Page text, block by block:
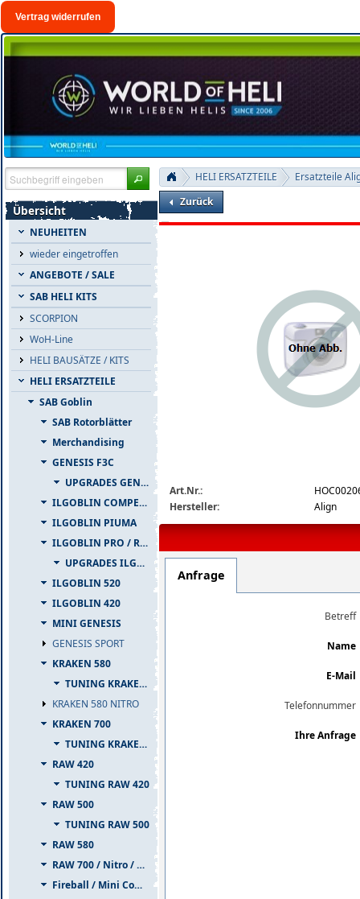
Vertrag widerrufen
Übersicht
NEUHEITEN
wieder eingetroffen
ANGEBOTE / SALE
SAB HELI KITS
SCORPION
WoH-Line
HELI BAUSÄTZE / KITS
HELI ERSATZTEILE
SAB Goblin
SAB Rotorblätter
Merchandising
GENESIS F3C
UPGRADES GENESIS F3C
ILGOBLIN COMPETIZIONE
ILGOBLIN PIUMA
ILGOBLIN PRO / RAW 700
UPGRADES ILGOBLIN PRO / RAW 700
ILGOBLIN 520
ILGOBLIN 420
MINI GENESIS
GENESIS SPORT
KRAKEN 580
TUNING KRAKEN 580
KRAKEN 580 NITRO
KRAKEN 700
TUNING KRAKEN 700
RAW 420
TUNING RAW 420
RAW 500
TUNING RAW 500
RAW 580
RAW 700 / Nitro / PIUMA
Fireball / Mini Comet
HELI ERSATZTEILE
Ersatzteile
Zurück
Art.Nr.:
Hersteller:
Align
Anfrage
Betreff
Name
E-Mail
Telefonnummer
Ihre Anfrage